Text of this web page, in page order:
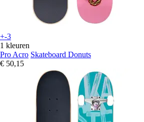
+-3
1 kleuren
Pro Acro Skateboard Donuts
€ 50,15